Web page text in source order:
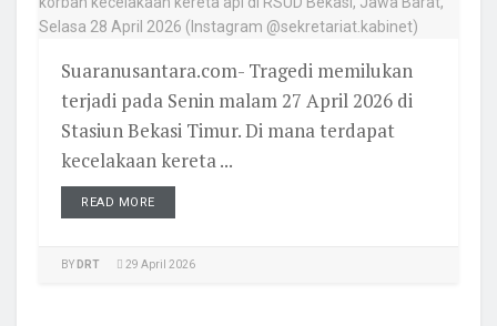
Suaranusantara.com- Tragedi memilukan
terjadi pada Senin malam 27 April 2026 di
Stasiun Bekasi Timur. Di mana terdapat
kecelakaan kereta ...
READ MORE
BY DRT 29 April 2026